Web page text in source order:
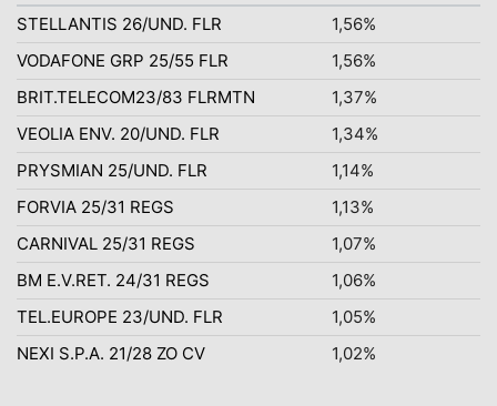
STELLANTIS 26/UND. FLR
1,56%
VODAFONE GRP 25/55 FLR
1,56%
BRIT.TELECOM23/83 FLRMTN
1,37%
VEOLIA ENV. 20/UND. FLR
1,34%
PRYSMIAN 25/UND. FLR
1,14%
FORVIA 25/31 REGS
1,13%
CARNIVAL 25/31 REGS
1,07%
BM E.V.RET. 24/31 REGS
1,06%
TEL.EUROPE 23/UND. FLR
1,05%
NEXI S.P.A. 21/28 ZO CV
1,02%